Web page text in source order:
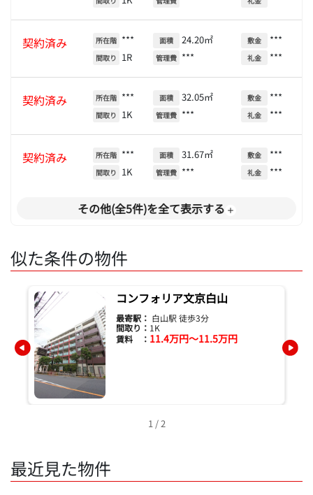
契約済み 所在階 ***
間取り 1R
面積 24.20㎡
管理費 ***
敷金 ***
礼金 ***
契約済み 所在階 ***
間取り 1K
面積 32.05㎡
管理費 ***
敷金 ***
礼金 ***
契約済み 所在階 ***
間取り 1K
面積 31.67㎡
管理費 ***
敷金 ***
礼金 ***
その他(全5件)を全て表示する
似た条件の物件
コンフォリア文京白山
最寄駅： 白山駅 徒歩3分
間取り： 1K
賃料 ： 11.4万円～11.5万円
1 / 2
最近見た物件